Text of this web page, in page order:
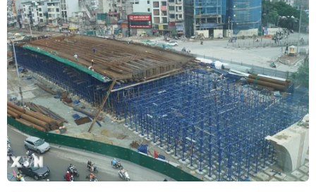
05/08/2026 03:11
Nét quê mộc mạc ở chợ
phường Vị Thanh giữa lòng thành
phố Cần Thơ
05/08/2026 02:00
Điểm hẹn ngắm băng trôi và cá voi ở
Canada